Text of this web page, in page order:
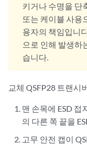
키거나 수명을 단
또는 케이블 사용
용자의 책임입니
으로 인해 발생하
습니다.
교체 QSFP28 트랜시
맨 손목에 ESD 접
의 다른 쪽 끝을
고무 안전 캡이